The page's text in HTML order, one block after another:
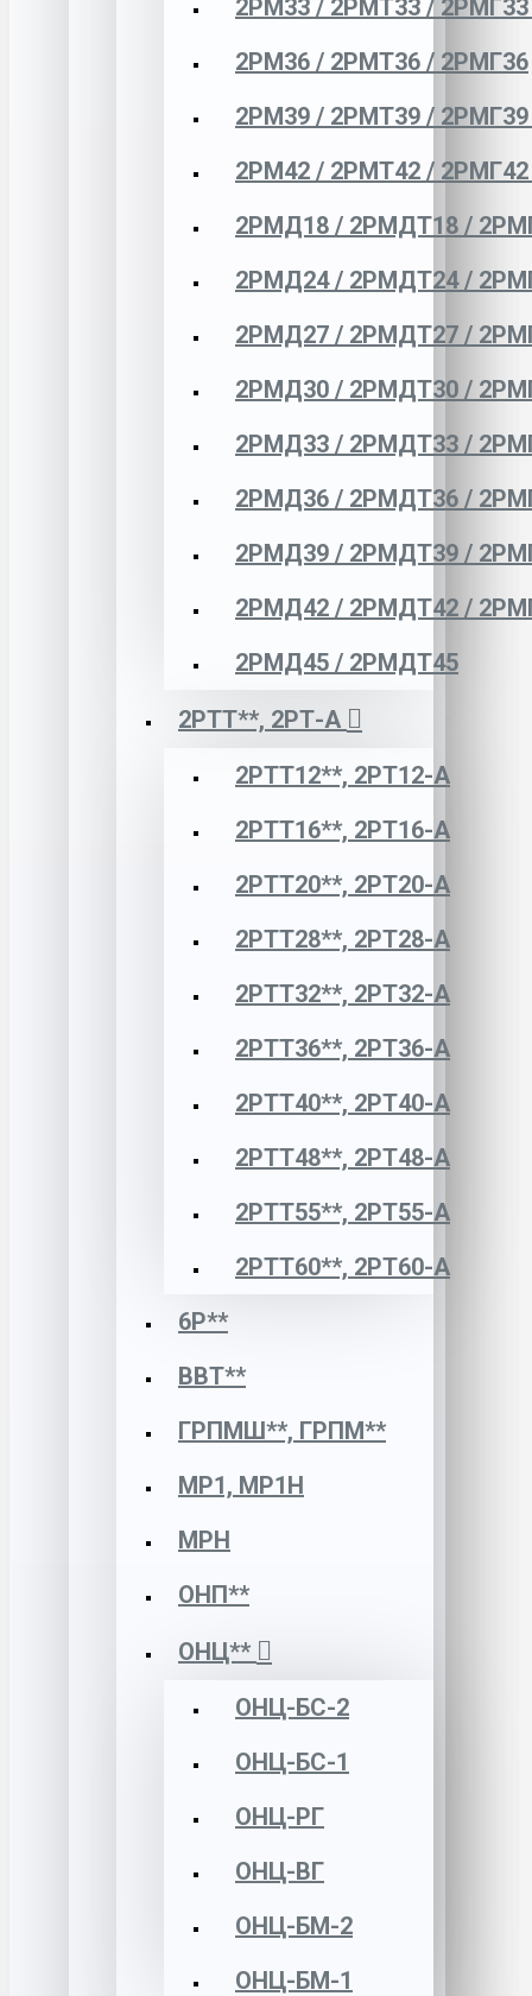
2РМ33 / 2РМТ33 /
2РМ36 / 2РМТ36 / 2РМГ36
2РМ39 / 2РМТ39 /
2РМ42 / 2РМТ42 /
2РМД18 / 2РМДТ18 /
2РМД24 / 2РМДТ24 /
2РМД27 / 2РМДТ27 /
2РМД30 / 2РМДТ30 /
2РМД33 / 2РМДТ33 /
2РМД36 / 2РМДТ36 /
2РМД39 / 2РМДТ39 /
2РМД42 / 2РМДТ42 /
2РМД45 / 2РМДТ45
2РТТ**, 2РТ-А
2РТТ12**, 2РТ12-А
2РТТ16**, 2РТ16-А
2РТТ20**, 2РТ20-А
2РТТ28**, 2РТ28-А
2РТТ32**, 2РТ32-А
2РТТ36**, 2РТ36-А
2РТТ40**, 2РТ40-А
2РТТ48**, 2РТ48-А
2РТТ55**, 2РТ55-А
2РТТ60**, 2РТ60-А
6Р**
ВВТ**
ГРПМШ**, ГРПМ**
МР1, МР1Н
МРН
ОНП**
ОНЦ**
ОНЦ-БС-2
ОНЦ-БС-1
ОНЦ-РГ
ОНЦ-ВГ
ОНЦ-БМ-2
ОНЦ-БМ-1